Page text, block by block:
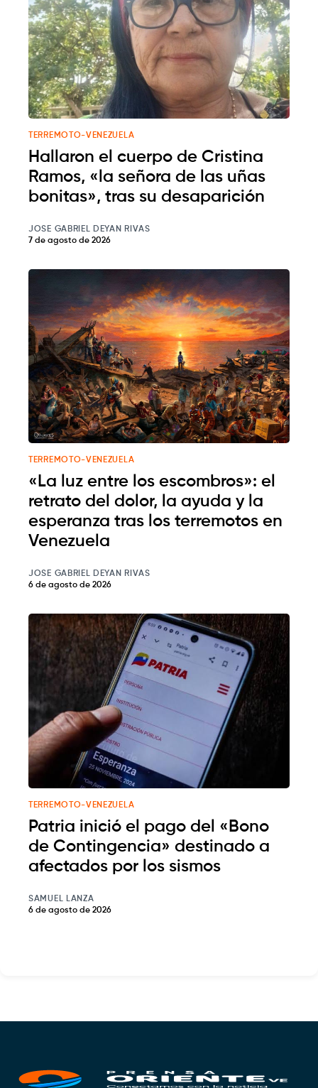
TERREMOTO-VENEZUELA
Hallaron el cuerpo de Cristina
Ramos, «la señora de las uñas
bonitas», tras su desaparición
JOSE GABRIEL DEYAN RIVAS
7 de agosto de 2026
TERREMOTO-VENEZUELA
«La luz entre los escombros»: el
retrato del dolor, la ayuda y la
esperanza tras los terremotos en
Venezuela
JOSE GABRIEL DEYAN RIVAS
6 de agosto de 2026
TERREMOTO-VENEZUELA
Patria inició el pago del «Bono
de Contingencia» destinado a
afectados por los sismos
SAMUEL LANZA
6 de agosto de 2026